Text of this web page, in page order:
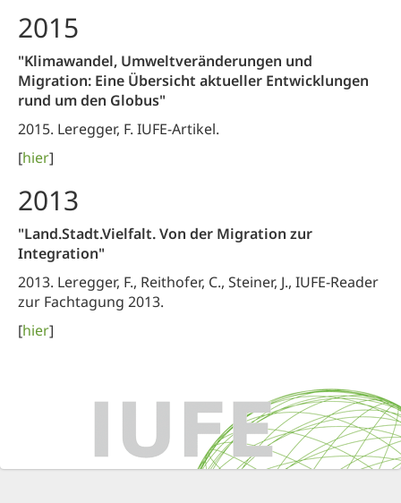
2015
"Klimawandel, Umweltveränderungen und
Migration: Eine Übersicht aktueller Entwicklungen
rund um den Globus"
2015. Leregger, F. IUFE-Artikel.
[hier]
2013
"Land.Stadt.Vielfalt. Von der Migration zur
Integration"
2013. Leregger, F., Reithofer, C., Steiner, J., IUFE-Reader
zur Fachtagung 2013.
[hier]